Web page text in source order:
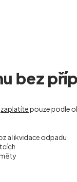
bez
zaplatítepouze podle
a likvidace odpadu